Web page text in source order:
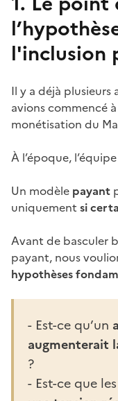
l'inclusion
Il y a déjà plusieurs
avions commencé
monétisation du
À l’époque,
Un modèle payant
uniquement si
Avant de basculer
payant, nous
hypothèses
- Est-ce qu’un
augmenterait
?
- Est-ce que